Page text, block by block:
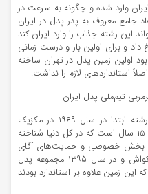
وارد شده و چگونه به سرعت در
جامع معروف به پدر پدل در ایران
این رشته جذاب را وارد ایران کند
۱۸ سال پیش رخ داد و برای اولین بار و درست زمانی
اولین زمین پدل در تهران ساخته
استانداردهای لازم را نداشت.
تیم‌ملی پدل ایران
سرمربی تیم ملی پدل اضافه کرد: این رشته ابتدا در سال ۱۹۶۹ در مکزیک
فعالیت خود را آغاز کرد اما در حال حاضر ۱۵ سال است که در کل دنیا شناخته
بخش خصوصی و حمایت‌های آقای
سلیمانی و عزیزی پور در فدراسیون اسکواش و در سال ۱۳۹۵ مجموعه پدل
زمین علاوه بر استاندارد بودند